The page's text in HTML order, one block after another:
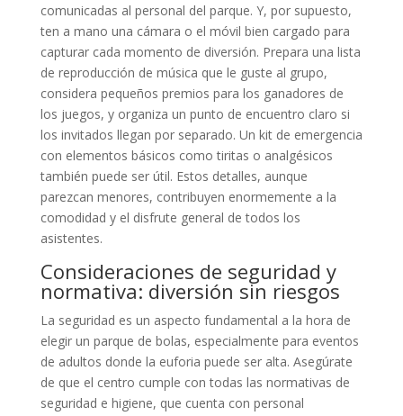
comunicadas al personal del parque. Y, por supuesto,
ten a mano una cámara o el móvil bien cargado para
capturar cada momento de diversión. Prepara una lista
de reproducción de música que le guste al grupo,
considera pequeños premios para los ganadores de
los juegos, y organiza un punto de encuentro claro si
los invitados llegan por separado. Un kit de emergencia
con elementos básicos como tiritas o analgésicos
también puede ser útil. Estos detalles, aunque
parezcan menores, contribuyen enormemente a la
comodidad y el disfrute general de todos los
asistentes.
Consideraciones de seguridad y
normativa: diversión sin riesgos
La seguridad es un aspecto fundamental a la hora de
elegir un parque de bolas, especialmente para eventos
de adultos donde la euforia puede ser alta. Asegúrate
de que el centro cumple con todas las normativas de
seguridad e higiene, que cuenta con personal